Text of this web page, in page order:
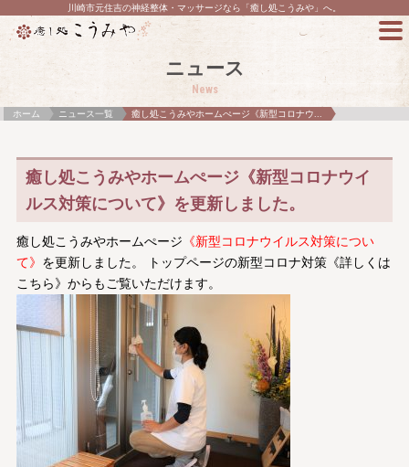
川崎市元住吉の神経整体・マッサージなら「癒し処こうみや」へ。
ニュース
News
ホーム ニュース一覧 癒し処こうみやホームぺージ《新型コロナウ...
癒し処こうみやホームぺージ《新型コロナウイ
ルス対策について》を更新しました。
癒し処こうみやホームぺージ 《新型コロナウイルス対策につい
て》 を更新しました。 トップページの新型コロナ対策《詳しくは
こちら》からもご覧いただけます。